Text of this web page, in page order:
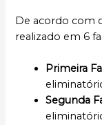
De acordo com
realizado em 6
Primeira
Segunda